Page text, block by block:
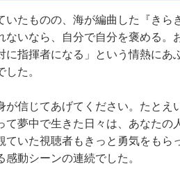
いたものの、海が編曲した『きら
ないなら、自分で自分を褒める。
に指揮者になる」という情熱にあ
た。
が信じてあげてください。たと
夢中で生きた日々は、あなたの
いた視聴者もきっと勇気をもら
動シーンの連続でした。